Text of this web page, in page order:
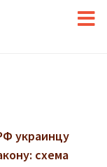
украинцу
схема